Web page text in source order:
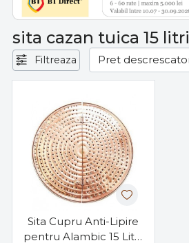
sita cazan tuica 15 litri
Filtreaza
Sita Cupru Anti-Lipire
pentru Alambic 15 Litri,